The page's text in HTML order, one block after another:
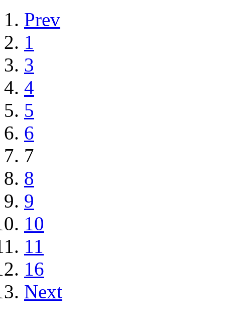
Prev
1
3
4
5
6
7
8
9
10
11
16
Next